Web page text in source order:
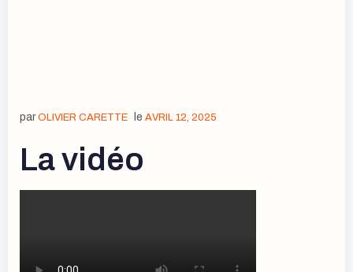
par OLIVIER CARETTE le AVRIL 12, 2025
La vidéo